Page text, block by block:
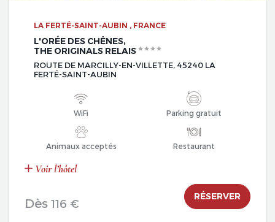
LA FERTÉ-SAINT-AUBIN , FRANCE
L'ORÉE DES CHÊNES,
THE ORIGINALS RELAIS
ROUTE DE MARCILLY-EN-VILLETTE, 45240 LA
FERTÉ-SAINT-AUBIN
WiFi Parking gratuit
Animaux acceptés Restaurant
Voir l’hôtel
Dès 116 €
RÉSERVER